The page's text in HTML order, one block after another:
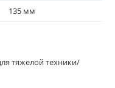
135 мм
тяжелой техники/